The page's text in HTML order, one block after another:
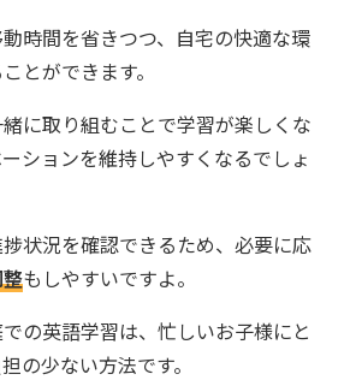
時間を省きつつ、自宅の快適な環
とができます。
に取り組むことで学習が楽しくな
ションを維持しやすくなるでしょ
状況を確認できるため、必要に応
もしやすいですよ。
の英語学習は、忙しいお子様にと
の少ない方法です。